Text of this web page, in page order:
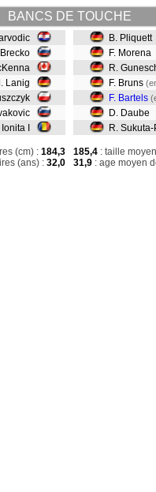
BANCS DE TOUCHE
Brecko
Lanig
I
(cm) : 184,3
(ans) : 32,0
B. Pliquett
F. Morena
R.
F. Bruns
F. Bartels
D. Daube
R.
185,4 : taille
31,9 : age moyen